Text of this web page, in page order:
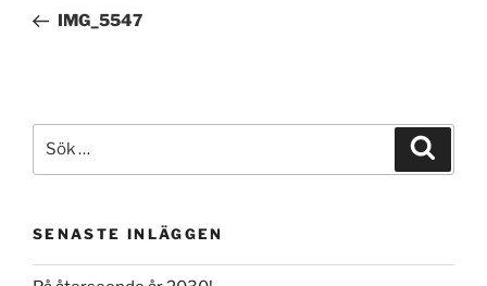
inläggIMG_5547
efter:
SENASTE INLÄGGEN